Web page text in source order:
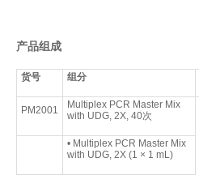
产品组成
货号 组分
PM2001
Multiplex PCR Master Mix
with UDG, 2X, 40次
• Multiplex PCR Master Mix
with UDG, 2X (1 × 1 mL)